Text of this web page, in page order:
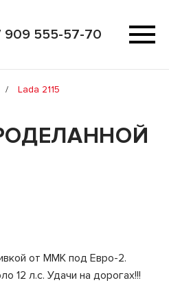
909 555-57-70
/ Lada 2115
от MMK под Евро-2.
12 л.с. Удачи на дорогах!!!